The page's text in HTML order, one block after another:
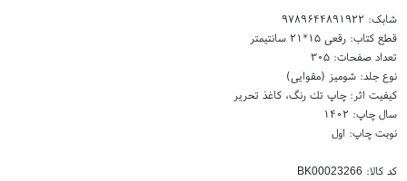
شابک: ۹۷۸۹۶۴۴۸۹۱۹۲۲
قطع کتاب: رقعی ۱۵*۲۱ سانتیمتر
تعداد صفحات: ۳۰۵
نوع جلد: شومیز (مقوایی)
کیفیت اثر: چاپ تك رنگ، کاغذ تحریر
سال چاپ: ۱۴۰۲
نوبت چاپ: اول
کد کالا: BK00023266